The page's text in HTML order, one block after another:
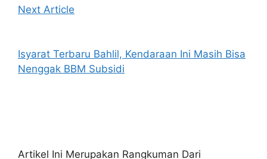
Next Article
Isyarat Terbaru Bahlil, Kendaraan Ini Masih Bisa
Nenggak BBM Subsidi
Artikel Ini Merupakan Rangkuman Dari